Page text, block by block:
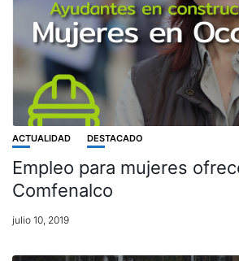
ACTUALIDAD DESTACADO
Empleo para mujeres
Comfenalco
julio 10, 2019